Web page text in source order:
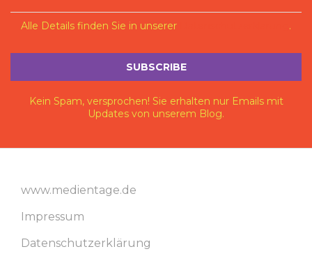
Alle Details finden Sie in unserer .
Kein Spam, versprochen! Sie erhalten nur Emails mit
Updates von unserem Blog.
www.medientage.de
Impressum
Datenschutzerklärung